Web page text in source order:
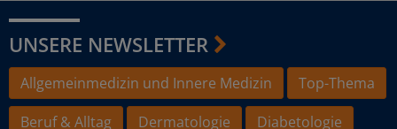
UNSERE NEWSLETTER
Allgemeinmedizin und Innere Medizin
Top-Thema
Beruf & Alltag
Dermatologie
Diabetologie